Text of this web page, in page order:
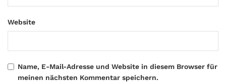
Website
Name, E-Mail-Adresse und Website in diesem Browser für
meinen nächsten Kommentar speichern.